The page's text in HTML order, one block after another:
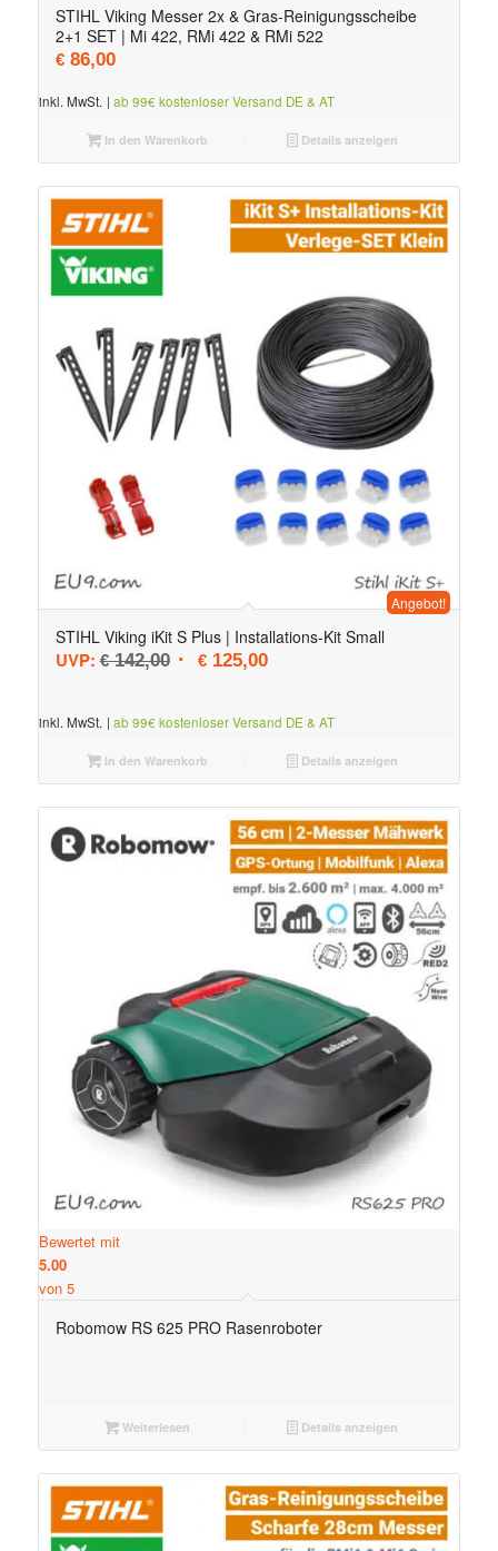
STIHL Viking Messer 2x & Gras-Reinigungsscheibe
2+1 SET | Mi 422, RMi 422 & RMi 522
€86,00
inkl. MwSt. | ab 99€ kostenloser Versand DE & AT
In den Warenkorb Details anzeigen
STIHL Viking iKit S Plus | Installations-Kit Small
UVP: €142,00 Ursprünglicher Preis war: € 142,00
€125,00Aktueller Preis ist: € 125,00.
Angebot!
inkl. MwSt. | ab 99€ kostenloser Versand DE & AT
In den Warenkorb Details anzeigen
Bewertet mit
5.00
von 5
Robomow RS 625 PRO Rasenroboter
Weiterlesen Details anzeigen